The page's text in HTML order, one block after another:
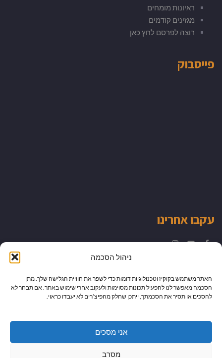
ניהול הסכמה
האתר משתמש בקוקיז וטכנולוגיות דומות כדי לשפר את חוויית הגלישה שלך. מתן
הסכמה מאפשר לנו להפעיל תכונות מסוימות ולעקוב אחרי שימוש באתר. אם תבחר לא
להסכים או תסיר את הסכמתך, ייתכן שחלק מהפיצ’רים לא יעבדו כראוי.
אני מסכים
מסרב
ראיונות מומחים
מגזינים קודמים
רוצה לפרסם לחץ כאן
פייסבוק
עקבו אחרינו